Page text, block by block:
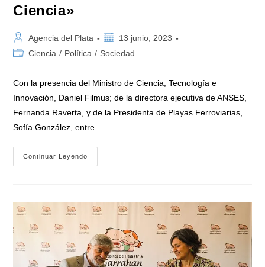
Ciencia»
Autor
de
Agencia del Plata
Publicación
de
13 junio, 2023
Categoría
la
entrada:
Ciencia / Política / Sociedad
Con la presencia del Ministro de Ciencia, Tecnología e
Innovación, Daniel Filmus; de la directora ejecutiva de ANSES,
Fernanda Raverta, y de la Presidenta de Playas Ferroviarias,
Sofía González, entre…
Continuar Leyendo
Y
De
La
«Ciudad
De
La
Ciencia»